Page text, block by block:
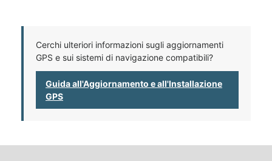
Cerchi ulteriori informazioni sugli aggiornamenti
GPS e sui sistemi di navigazione compatibili?
Guida all'Aggiornamento e all'Installazione
GPS